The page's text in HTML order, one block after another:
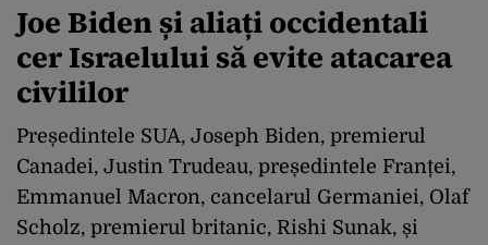
Joe Biden și aliați occidentali
cer Israelului să evite atacarea
civililor
Președintele SUA, Joseph Biden, premierul
Canadei, Justin Trudeau, președintele Franței,
Emmanuel Macron, cancelarul Germaniei, Olaf
Scholz, premierul britanic, Rishi Sunak, și